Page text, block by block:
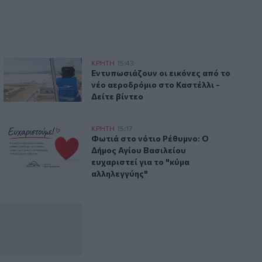
την Κυριακή 9 Αυγούστου
το Σάββατο 8 και την Κυριακή 9 Αυγούστου
Ηράκλειο: Εντυπωσιάζουν οι εικόνες από το νέο
ΚΡΗΤΗ 15:43
Εντυπωσιάζουν οι εικόνες από το νέο
Εντυπωσιάζουν οι εικόνες από το
νέο αεροδρόμιο στο Καστέλλι -
Δείτε βίντεο
του Καβρού
Φωτιά στο νότιο Ρέθυμνο: Ο Δήμος Αγίου Βασιλείου
ΚΡΗΤΗ 15:17
Φωτιά στο νότιο Ρέθυμνο: Ο Δήμος
Φωτιά στο νότιο Ρέθυμνο: Ο
Δήμος Αγίου Βασιλείου
ευχαριστεί για το "κύμα
αλληλεγγύης"